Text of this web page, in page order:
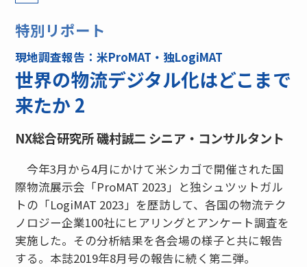
特別リポート
現地調査報告：米ProMAT・独LogiMAT
世界の物流デジタル化はどこまで
来たか 2
NX総合研究所 磯村誠二 シニア・コンサルタント
今年3月から4月にかけて米シカゴで開催された国
際物流展示会「ProMAT 2023」と独シュツットガル
トの「LogiMAT 2023」を歴訪して、各国の物流テク
ノロジー企業100社にヒアリングとアンケート調査を
実施した。その分析結果を各会場の様子と共に報告
する。本誌2019年8月号の報告に続く第二弾。